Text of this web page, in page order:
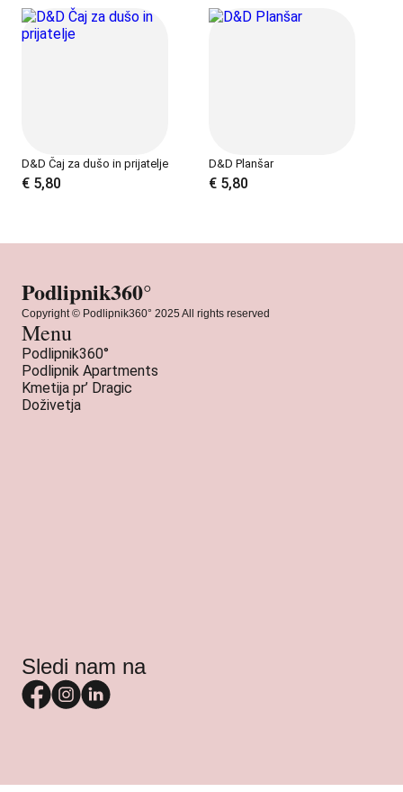
D&D Čaj za dušo in prijatelje
€ 5,80
D&D Planšar
€ 5,80
Podlipnik360°
Copyright © Podlipnik360° 2025 All rights reserved
Menu
Podlipnik360°
Podlipnik Apartments
Kmetija pr’ Dragic
Doživetja
Sledi nam na